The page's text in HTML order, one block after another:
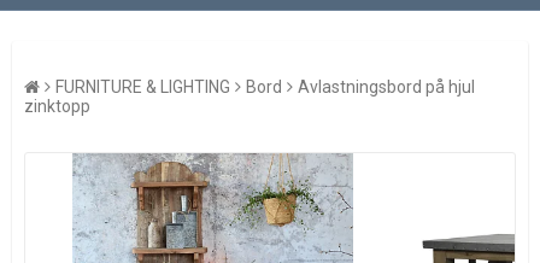
FURNITURE & LIGHTING Bord
Avlastningsbord på hjul
zinktopp